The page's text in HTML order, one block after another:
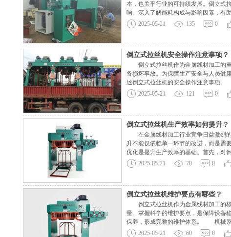
本，也关乎行业的可持续发展。倒立式
响。深入了解能耗构成与影响因素，
统、冷却系统和控制系统等部分。电机
2025-05-21 135 0
倒立式拉丝机安全操作注意事项？
倒立式拉丝机作为金属线材加工的重
备损坏事故。为保障生产安全与人员健
述倒立式拉丝机的安全操作注意事项
作规程及安全注意事项，考核合格后方
2025-05-21 121 0
倒立式拉丝机生产效率如何提升？
在金属线材加工行业竞争日益激烈的
升不能仅依赖单一环节的改进，而是
优化是提升生产效率的基础。首先，对
杠，能够显著提高设备的传动精度和响
2025-05-21 70 0
倒立式拉丝机维护要点有哪些？
倒立式拉丝机作为金属线材加工的核
量。掌握科学的维护要点，是保障设备
保养，形成完整的维护体系。 机械系
和轴承在运行中承受较大的负荷和摩擦
2025-05-21 60 0